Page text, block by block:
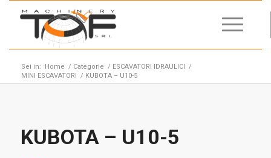
Sei in: Home / Categorie / ESCAVATORI IDRAULICI /
MINI ESCAVATORI / KUBOTA – U10-5
KUBOTA – U10-5